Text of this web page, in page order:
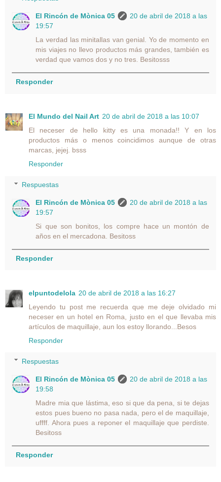
El Rincón de Mònica 05
20 de abril de 2018 a las
19:57
La verdad las minitallas van genial. Yo de momento en
mis viajes no llevo productos más grandes, también es
verdad que vamos dos y no tres. Besitosss
Responder
El Mundo del Nail Art 20 de abril de 2018 a las 10:07
El neceser de hello kitty es una monada!! Y en los
productos más o menos coincidimos aunque de otras
marcas, jejej. bsss
Responder
Respuestas
El Rincón de Mònica 05
20 de abril de 2018 a las
19:57
Si que son bonitos, los compre hace un montón de
años en el mercadona. Besitoss
Responder
elpuntodelola 20 de abril de 2018 a las 16:27
Leyendo tu post me recuerda que me deje olvidado mi
neceser en un hotel en Roma, justo en el que llevaba mis
artículos de maquillaje, aun los estoy llorando...Besos
Responder
Respuestas
El Rincón de Mònica 05
20 de abril de 2018 a las
19:58
Madre mia que lástima, eso si que da pena, si te dejas
estos pues bueno no pasa nada, pero el de maquillaje,
uffff. Ahora pues a reponer el maquillaje que perdiste.
Besitoss
Responder